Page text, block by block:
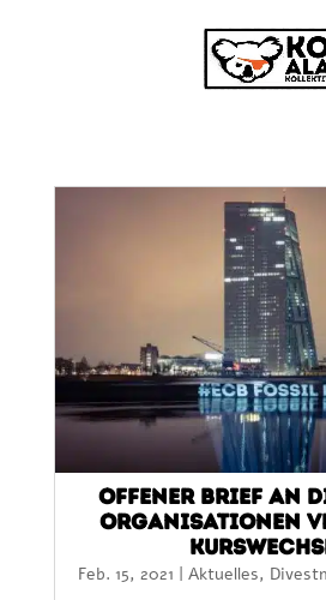
Offener Brief an
Organisationen
Feb. 15, 2021 | Aktuelles,